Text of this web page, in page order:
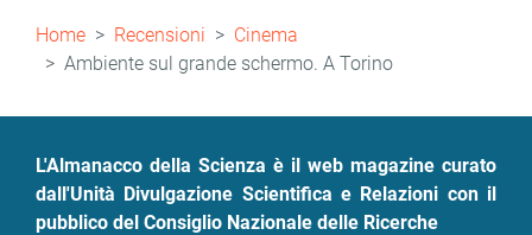
Briciole
di
pane
Home Recensioni
Cinema
Ambiente sul grande schermo. A Torino
L'Almanacco della Scienza è il web magazine curato
dall'Unità Divulgazione Scientifica e Relazioni con il
pubblico del Consiglio Nazionale delle Ricerche